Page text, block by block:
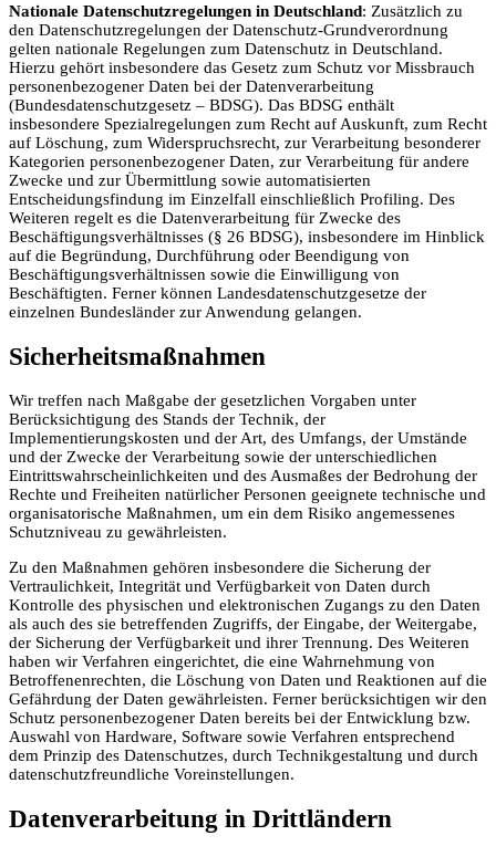
Nationale Datenschutzregelungen in Deutschland: Zusätzlich zu
den Datenschutzregelungen der Datenschutz-Grundverordnung
gelten nationale Regelungen zum Datenschutz in Deutschland.
Hierzu gehört insbesondere das Gesetz zum Schutz vor Missbrauch
personenbezogener Daten bei der Datenverarbeitung
(Bundesdatenschutzgesetz – BDSG). Das BDSG enthält
insbesondere Spezialregelungen zum Recht auf Auskunft, zum Recht
auf Löschung, zum Widerspruchsrecht, zur Verarbeitung besonderer
Kategorien personenbezogener Daten, zur Verarbeitung für andere
Zwecke und zur Übermittlung sowie automatisierten
Entscheidungsfindung im Einzelfall einschließlich Profiling. Des
Weiteren regelt es die Datenverarbeitung für Zwecke des
Beschäftigungsverhältnisses (§ 26 BDSG), insbesondere im Hinblick
auf die Begründung, Durchführung oder Beendigung von
Beschäftigungsverhältnissen sowie die Einwilligung von
Beschäftigten. Ferner können Landesdatenschutzgesetze der
einzelnen Bundesländer zur Anwendung gelangen.
Sicherheitsmaßnahmen
Wir treffen nach Maßgabe der gesetzlichen Vorgaben unter
Berücksichtigung des Stands der Technik, der
Implementierungskosten und der Art, des Umfangs, der Umstände
und der Zwecke der Verarbeitung sowie der unterschiedlichen
Eintrittswahrscheinlichkeiten und des Ausmaßes der Bedrohung der
Rechte und Freiheiten natürlicher Personen geeignete technische und
organisatorische Maßnahmen, um ein dem Risiko angemessenes
Schutzniveau zu gewährleisten.
Zu den Maßnahmen gehören insbesondere die Sicherung der
Vertraulichkeit, Integrität und Verfügbarkeit von Daten durch
Kontrolle des physischen und elektronischen Zugangs zu den Daten
als auch des sie betreffenden Zugriffs, der Eingabe, der Weitergabe,
der Sicherung der Verfügbarkeit und ihrer Trennung. Des Weiteren
haben wir Verfahren eingerichtet, die eine Wahrnehmung von
Betroffenenrechten, die Löschung von Daten und Reaktionen auf die
Gefährdung der Daten gewährleisten. Ferner berücksichtigen wir den
Schutz personenbezogener Daten bereits bei der Entwicklung bzw.
Auswahl von Hardware, Software sowie Verfahren entsprechend
dem Prinzip des Datenschutzes, durch Technikgestaltung und durch
datenschutzfreundliche Voreinstellungen.
Datenverarbeitung in Drittländern